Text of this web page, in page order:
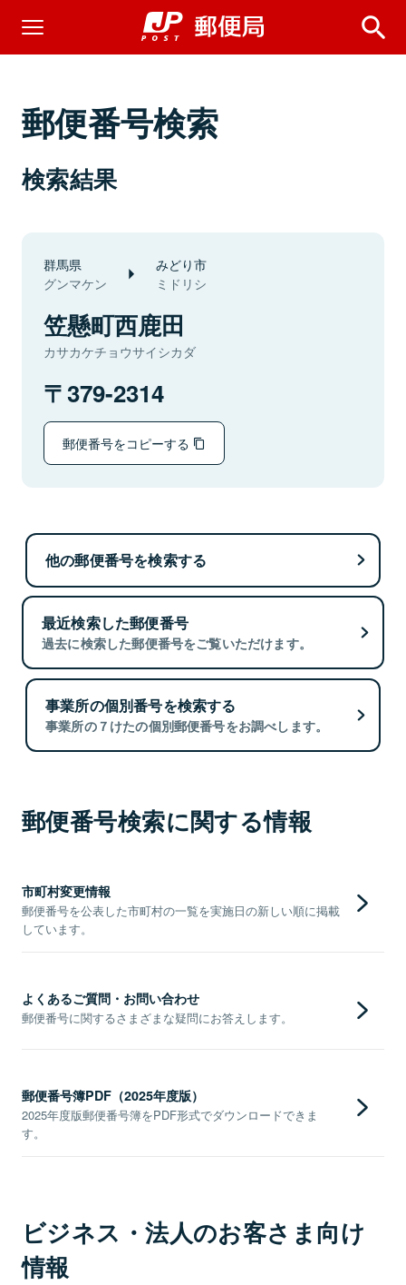
郵便番号検索
検索結果
群馬県
グンマケン
みどり市
ミドリシ
笠懸町西鹿田
カサカケチョウサイシカダ
379-2314
郵便番号をコピーする
他の郵便番号を検索する
最近検索した郵便番号
過去に検索した郵便番号をご覧いただけます。
事業所の個別番号を検索する
事業所の７けたの個別郵便番号をお調べします。
郵便番号検索に関する情報
市町村変更情報
郵便番号を公表した市町村の一覧を実施日の新しい順に掲載
しています。
よくあるご質問・お問い合わせ
郵便番号に関するさまざまな疑問にお答えします。
郵便番号簿PDF（2025年度版）
2025年度版郵便番号簿をPDF形式でダウンロードできま
す。
ビジネス・法人のお客さま向け
情報